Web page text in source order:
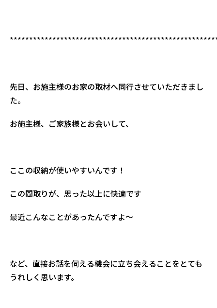
先日、お施主様のお家の取材へ同行させていただきまし
た。
お施主様、ご家族様とお会いして、
ここの収納が使いやすいんです！
この間取りが、思った以上に快適です
最近こんなことがあったんですよ～
など、直接お話を伺える機会に立ち会えることをとても
うれしく思います。